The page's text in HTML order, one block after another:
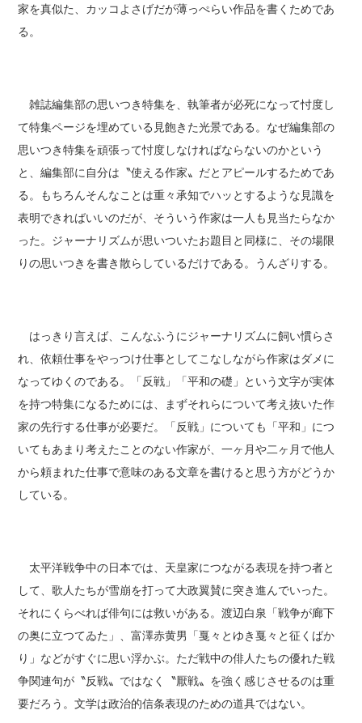
家を真似た、カッコよさげだが薄っぺらい作品を書くためであ
る。
雑誌編集部の思いつき特集を、執筆者が必死になって忖度し
て特集ページを埋めている見飽きた光景である。なぜ編集部の
思いつき特集を頑張って忖度しなければならないのかという
と、編集部に自分は〝使える作家〟だとアピールするためであ
る。もちろんそんなことは重々承知でハッとするような見識を
表明できればいいのだが、そういう作家は一人も見当たらなか
った。ジャーナリズムが思いついたお題目と同様に、その場限
りの思いつきを書き散らしているだけである。うんざりする。
はっきり言えば、こんなふうにジャーナリズムに飼い慣らさ
れ、依頼仕事をやっつけ仕事としてこなしながら作家はダメに
なってゆくのである。「反戦」「平和の礎」という文字が実体
を持つ特集になるためには、まずそれらについて考え抜いた作
家の先行する仕事が必要だ。「反戦」についても「平和」につ
いてもあまり考えたことのない作家が、一ヶ月や二ヶ月で他人
から頼まれた仕事で意味のある文章を書けると思う方がどうか
している。
太平洋戦争中の日本では、天皇家につながる表現を持つ者と
して、歌人たちが雪崩を打って大政翼賛に突き進んでいった。
それにくらべれば俳句には救いがある。渡辺白泉「戦争が廊下
の奥に立つてゐた」、富澤赤黄男「戛々とゆき戛々と征くばか
り」などがすぐに思い浮かぶ。ただ戦中の俳人たちの優れた戦
争関連句が〝反戦〟ではなく〝厭戦〟を強く感じさせるのは重
要だろう。文学は政治的信条表現のための道具ではない。